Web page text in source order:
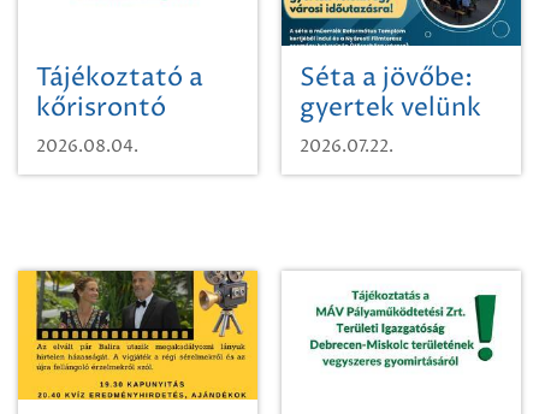
Tájékoztató a
kőrisrontó
karcsúdíszbogárról
2026.08.04.
Séta a jövőbe:
gyertek velünk
egy városi
időutazásra!
2026.07.22.